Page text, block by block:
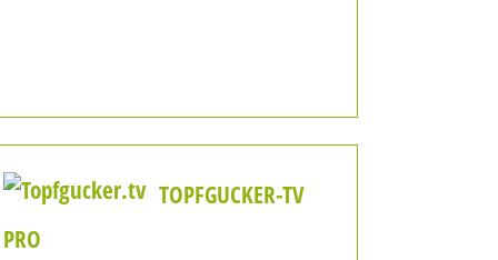
TOPFGUCKER-TV
PRO